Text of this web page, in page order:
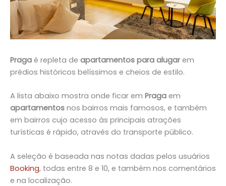
Praga é repleta de apartamentos para alugarem
prédios históricos belíssimos e cheios de estilo.
A lista abaixo mostra onde ficar em Praga em
apartamentos nos bairros mais famosos, e também
em bairros cujo acesso às principais atrações
turísticas é rápido, através do transporte público.
A seleção é baseada nas notas dadas pelos usuários
Booking, todas entre 8 e 10, e também nos comentários
e na localização.